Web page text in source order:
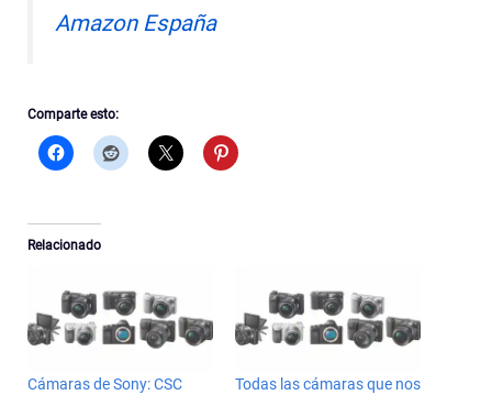
Amazon España
Comparte esto:
Relacionado
Cámaras de Sony: CSC
Todas las cámaras que nos